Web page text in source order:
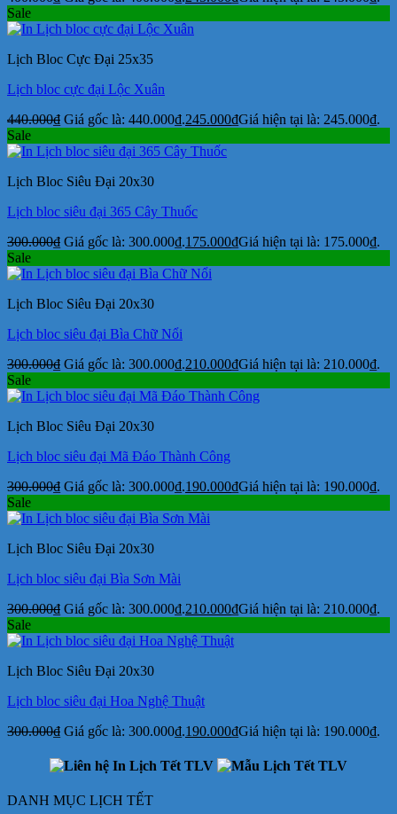
Sale
Lịch Bloc Cực Đại 25x35
Lịch bloc cực đại Lộc Xuân
440.000₫ Giá gốc là: 440.000₫.245.000₫Giá hiện tại là: 245.000₫.
Sale
Lịch Bloc Siêu Đại 20x30
Lịch bloc siêu đại 365 Cây Thuốc
300.000₫ Giá gốc là: 300.000₫.175.000₫Giá hiện tại là: 175.000₫.
Sale
Lịch Bloc Siêu Đại 20x30
Lịch bloc siêu đại Bìa Chữ Nổi
300.000₫ Giá gốc là: 300.000₫.210.000₫Giá hiện tại là: 210.000₫.
Sale
Lịch Bloc Siêu Đại 20x30
Lịch bloc siêu đại Mã Đáo Thành Công
300.000₫ Giá gốc là: 300.000₫.190.000₫Giá hiện tại là: 190.000₫.
Sale
Lịch Bloc Siêu Đại 20x30
Lịch bloc siêu đại Bìa Sơn Mài
300.000₫ Giá gốc là: 300.000₫.210.000₫Giá hiện tại là: 210.000₫.
Sale
Lịch Bloc Siêu Đại 20x30
Lịch bloc siêu đại Hoa Nghệ Thuật
300.000₫ Giá gốc là: 300.000₫.190.000₫Giá hiện tại là: 190.000₫.
DANH MỤC LỊCH TẾT